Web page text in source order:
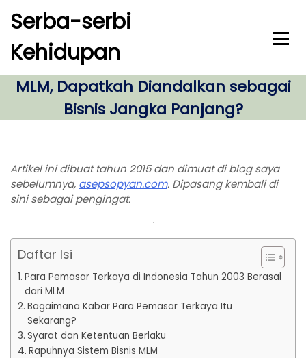
Serba-serbi
Kehidupan
MLM, Dapatkah Diandalkan sebagai
Bisnis Jangka Panjang?
Artikel ini dibuat tahun 2015 dan dimuat di blog saya
sebelumnya, asepsopyan.com. Dipasang kembali di
sini sebagai pengingat.
Daftar Isi
Para Pemasar Terkaya di Indonesia Tahun 2003 Berasal
dari MLM
Bagaimana Kabar Para Pemasar Terkaya Itu
Sekarang?
Syarat dan Ketentuan Berlaku
Rapuhnya Sistem Bisnis MLM